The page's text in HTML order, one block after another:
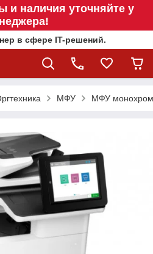
и наличия уточняйте у
в сфере IT-решений.
МФУ МФУ